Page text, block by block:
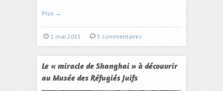
Plus →
1 mai 2015 5 commentaires
Le « miracle de Shanghai » à découvrir
au Musée des Réfugiés Juifs